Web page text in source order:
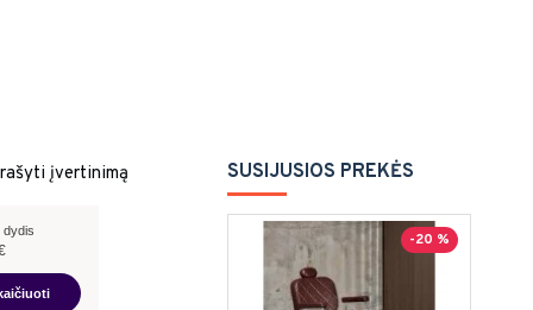
įvertinimą
dydis
SUSIJUSIOS PREKĖS
-20 %